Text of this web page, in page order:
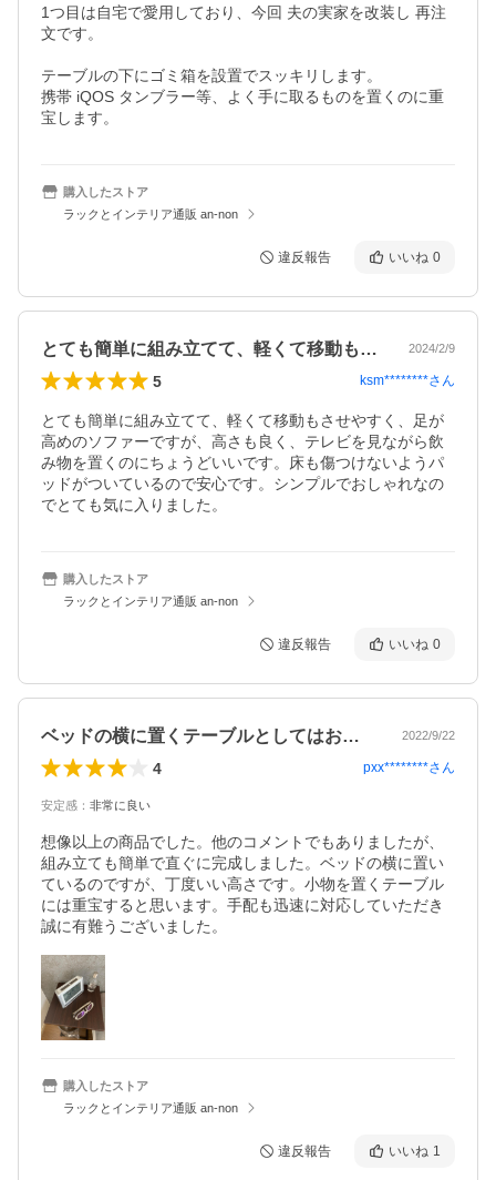
1つ目は自宅で愛用しており、今回 夫の実家を改装し 再注
文です。
テーブルの下にゴミ箱を設置でスッキリします。
携帯 iQOS タンブラー等、よく手に取るものを置くのに重
宝します。
購入したストア
ラックとインテリア通販 an-non
違反報告 いいね 0
とても簡単に組み立てて、軽くて移動もさ… 2024/2/9
5 ksm********さん
とても簡単に組み立てて、軽くて移動もさせやすく、足が
高めのソファーですが、高さも良く、テレビを見ながら飲
み物を置くのにちょうどいいです。床も傷つけないようパ
ッドがついているので安心です。シンプルでおしゃれなの
でとても気に入りました。
購入したストア
ラックとインテリア通販 an-non
違反報告 いいね 0
ベッドの横に置くテーブルとしてはお勧め 2022/9/22
4 pxx********さん
安定感 ： 非常に良い
想像以上の商品でした。他のコメントでもありましたが、
組み立ても簡単で直ぐに完成しました。ベッドの横に置い
ているのですが、丁度いい高さです。小物を置くテーブル
には重宝すると思います。手配も迅速に対応していただき
誠に有難うございました。
購入したストア
ラックとインテリア通販 an-non
違反報告 いいね 1